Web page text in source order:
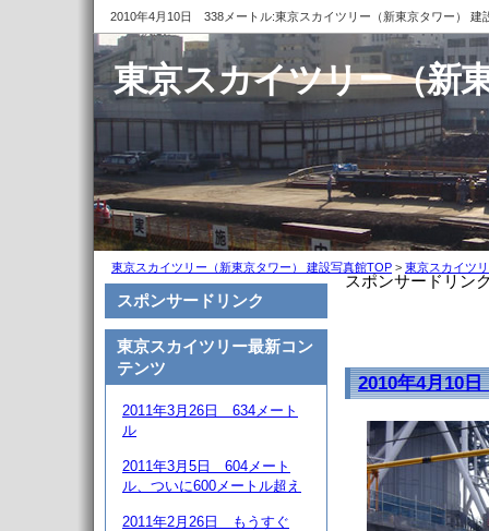
2010年4月10日 338メートル:東京スカイツリー（新東京タワー） 建
スポンサードリン
2010年4月10
スポンサードリンク
東京スカイツリー最新コン
テンツ
2011年3月26日 634メート
ル
2011年3月5日 604メート
ル、ついに600メートル超え
2011年2月26日 もうすぐ
東京スカイツリー（新
東京スカイツリー（新東京タワー） 建設写真館TOP > 東京スカイツ